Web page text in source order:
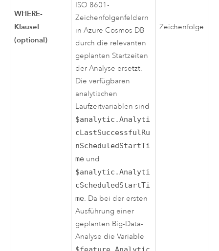
WHERE-
Klausel
(optional)
ISO 8601-
Zeichenfolgenfeldern
inAzure Cosmos DB
durch die relevanten
geplanten Startzeiten
der Analyse ersetzt.
Die verfügbaren
analytischen
Laufzeitvariablen sind
$analytic.Analyti
cLastSuccessfulRu
nScheduledStartTi
me und
$analytic.Analyti
cScheduledStartTi
me. Da bei der ersten
Ausführung einer
geplanten Big-Data-
Analyse die Variable
Zeichenfolge